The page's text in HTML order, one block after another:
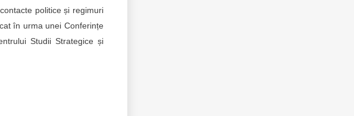
politice și regimuri
în urma unei Conferințe
Studii Strategice și